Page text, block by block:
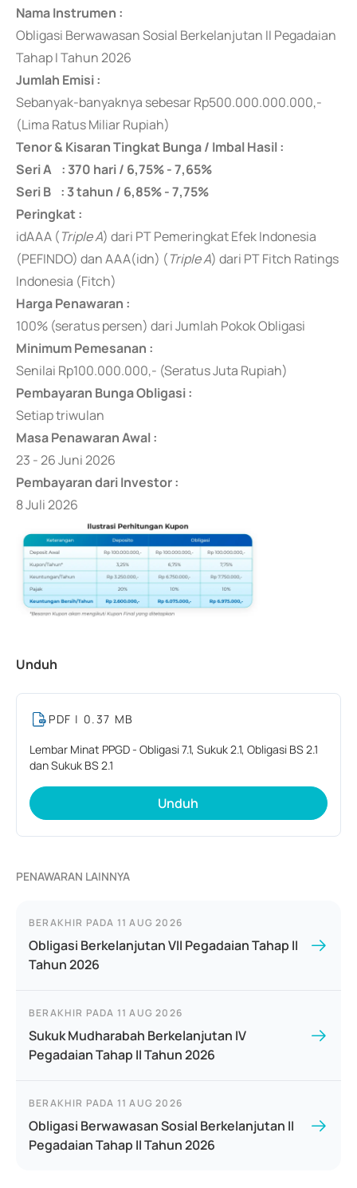
Nama Instrumen :
Obligasi Berwawasan Sosial Berkelanjutan II Pegadaian
Tahap I Tahun 2026
Jumlah Emisi :
Sebanyak-banyaknya sebesar Rp500.000.000.000,-
(Lima Ratus Miliar Rupiah)
Tenor & Kisaran Tingkat Bunga / Imbal Hasil :
Seri A : 370 hari / 6,75% - 7,65%
Seri B : 3 tahun / 6,85% - 7,75%
Peringkat :
idAAA (Triple A) dari PT Pemeringkat Efek Indonesia
(PEFINDO) dan AAA(idn) (Triple A) dari PT Fitch Ratings
Indonesia (Fitch)
Harga Penawaran :
100% (seratus persen) dari Jumlah Pokok Obligasi
Minimum Pemesanan :
Senilai Rp100.000.000,- (Seratus Juta Rupiah)
Pembayaran Bunga Obligasi :
Setiap triwulan
Masa Penawaran Awal :
23 - 26 Juni 2026
Pembayaran dari Investor :
8 Juli 2026
Unduh
PDF | 0.37 MB
Lembar Minat PPGD - Obligasi 7.1, Sukuk 2.1, Obligasi BS 2.1
dan Sukuk BS 2.1
Unduh
PENAWARAN LAINNYA
BERAKHIR PADA 11 AUG 2026
Obligasi Berkelanjutan VII Pegadaian Tahap II
Tahun 2026
BERAKHIR PADA 11 AUG 2026
Sukuk Mudharabah Berkelanjutan IV
Pegadaian Tahap II Tahun 2026
BERAKHIR PADA 11 AUG 2026
Obligasi Berwawasan Sosial Berkelanjutan II
Pegadaian Tahap II Tahun 2026